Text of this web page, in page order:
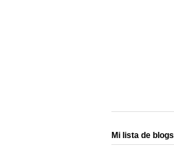
Mi lista de blogs